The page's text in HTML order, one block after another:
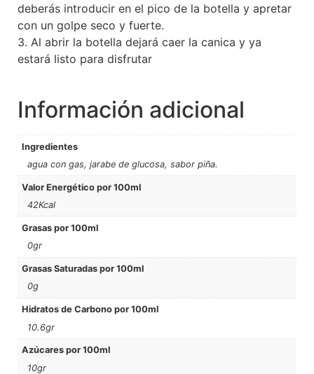
deberás introducir en el pico de la botella y apretar
con un golpe seco y fuerte.
3. Al abrir la botella dejará caer la canica y ya
estará listo para disfrutar
Información adicional
Ingredientes
agua con gas, jarabe de glucosa, sabor piña.
Valor Energético por 100ml
42Kcal
Grasas por 100ml
0gr
Grasas Saturadas por 100ml
0g
Hidratos de Carbono por 100ml
10.6gr
Azúcares por 100ml
10gr